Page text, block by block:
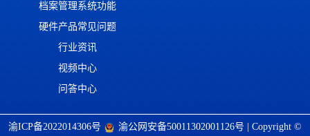
档案管理系统功能
硬件产品常见问题
行业资讯
视频中心
问答中心
渝ICP备2022014306号 渝公网安备50011302001126号 | Copyright ©